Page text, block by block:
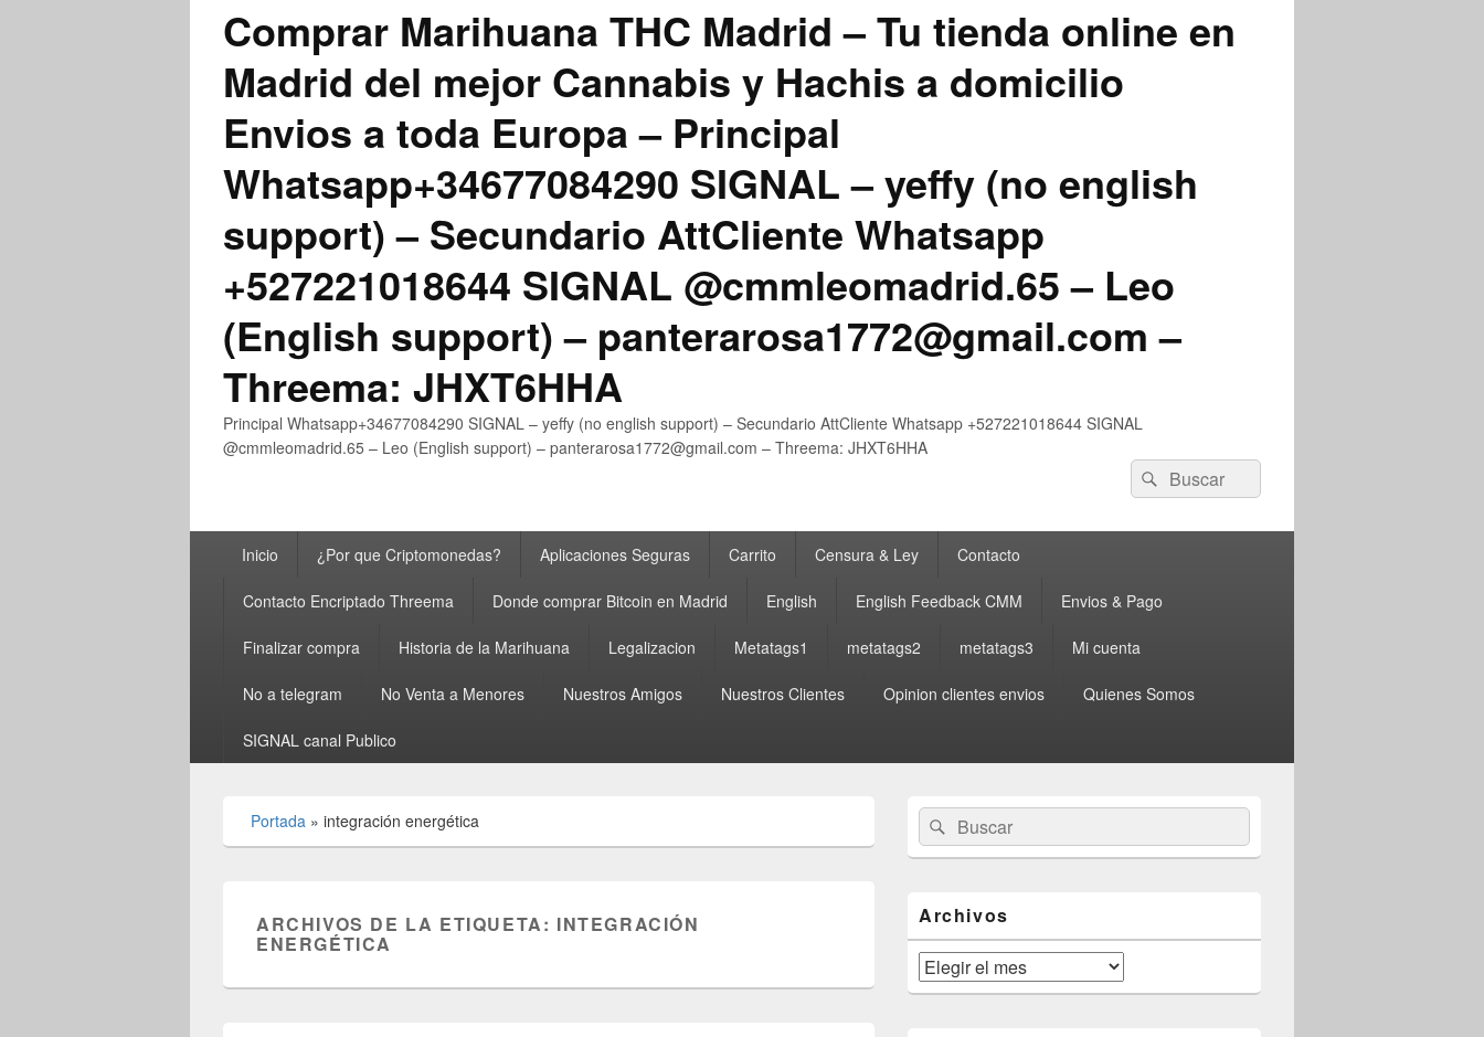
Comprar Marihuana THC Madrid – Tu tienda online en
Madrid del mejor Cannabis y Hachis a domicilio
Envios a toda Europa – Principal
Whatsapp+34677084290 SIGNAL – yeffy (no english
support) – Secundario AttCliente Whatsapp
+527221018644 SIGNAL @cmmleomadrid.65 – Leo
(English support) – panterarosa1772@gmail.com –
Threema: JHXT6HHA
Principal Whatsapp+34677084290 SIGNAL – yeffy (no english support) – Secundario AttCliente Whatsapp +527221018644 SIGNAL
@cmmleomadrid.65 – Leo (English support) – panterarosa1772@gmail.com – Threema: JHXT6HHA
Buscar
por:
Buscar
principalInicio ¿Por que Criptomonedas? Aplicaciones Seguras Carrito Censura & Ley Contacto
Contacto Encriptado Threema Donde comprar Bitcoin en Madrid English English Feedback CMM Envios & Pago
Finalizar compra Historia de la Marihuana Legalizacion Metatags1 metatags2 metatags3 Mi cuenta
No a telegram No Venta a Menores Nuestros Amigos Nuestros Clientes Opinion clientes envios Quienes Somos
SIGNAL canal Publico
Portada » integración energética
ARCHIVOS DE LA ETIQUETA: INTEGRACIÓN
ENERGÉTICA
área
de
widget
lateral
primaria
Buscar
por:
Buscar
Archivos
Archivos